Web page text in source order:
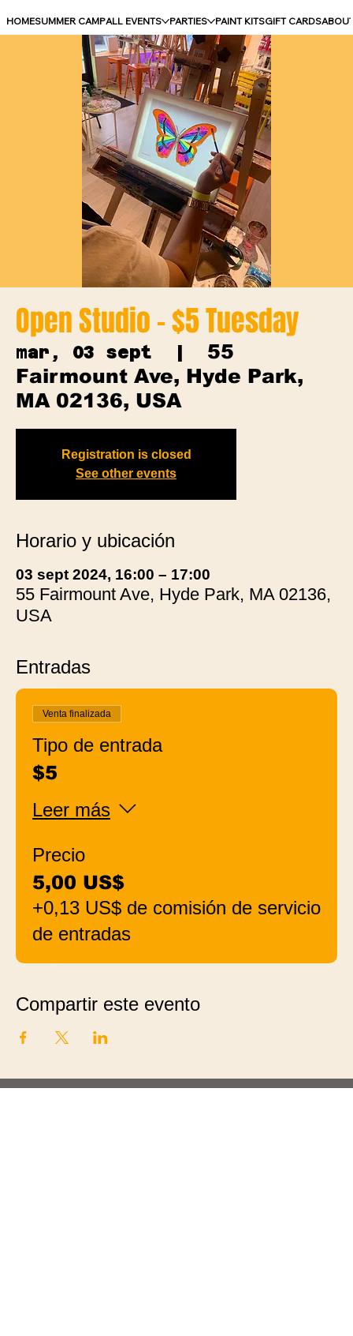
HOMESUMMER CAMPALL EVENTS PARTIES PAINT KITSGIFT CARDS
Open Studio - $5 Tuesday
mar, 03 sept
  |
55
Fairmount Ave, Hyde Park,
MA 02136, USA
Registration is closed
See other events
Horario y ubicación
03 sept 2024, 16:00 – 17:00
55 Fairmount Ave, Hyde Park, MA 02136,
USA
Entradas
Venta finalizada
Tipo de entrada
$5
Leer más
Precio
5,00 US$
+0,13 US$ de comisión de servicio
de entradas
Compartir este evento